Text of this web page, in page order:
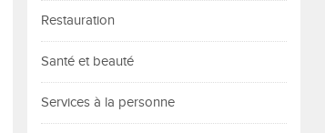
Restauration
Santé et beauté
Services à la personne